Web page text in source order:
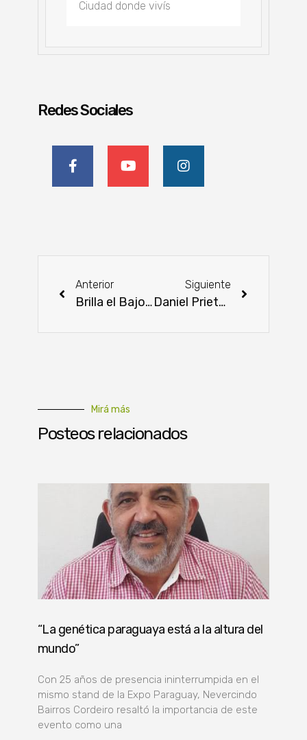
Redes Sociales
Anterior
Brilla el Bajo Chaco: Reviven los esterales y riachos
Siguiente
Daniel Prieto Davey toma las riendas de la ARP
Mirá más
Posteos relacionados
“La genética paraguaya está a la altura del
mundo”
Con 25 años de presencia ininterrumpida en el
mismo stand de la Expo Paraguay, Nevercindo
Bairros Cordeiro resaltó la importancia de este
evento como una